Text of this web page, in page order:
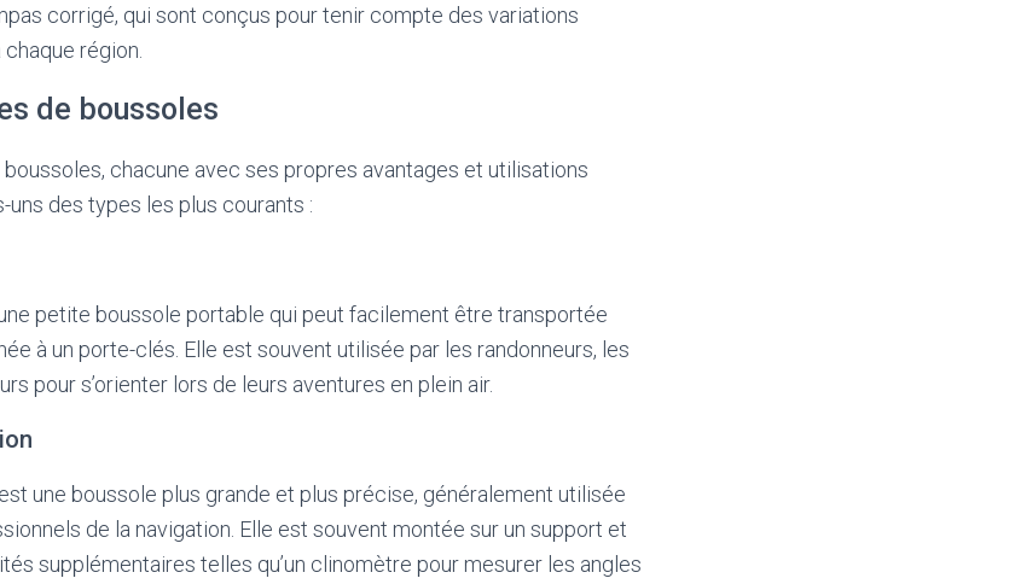
corrigé, qui sont conçus pour tenir compte des variations
région.
de boussoles
chacune avec ses propres avantages et utilisations
des types les plus courants :
petite boussole portable qui peut facilement être transportée
à un porte-clés. Elle est souvent utilisée par les randonneurs, les
pour s’orienter lors de leurs aventures en plein air.
une boussole plus grande et plus précise, généralement utilisée
de la navigation. Elle est souvent montée sur un support et
supplémentaires telles qu’un clinomètre pour mesurer les angles